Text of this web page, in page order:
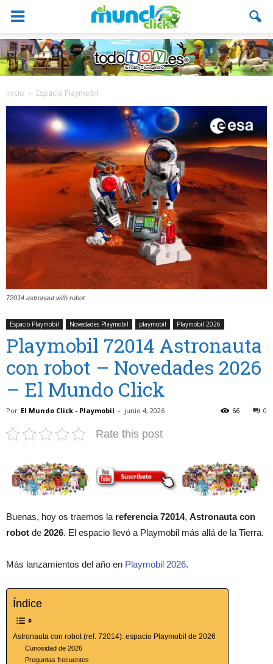
Inicio Espacio Playmobil
72014 astronaut with robot
Espacio Playmobil Novedades Playmobil playmobil Playmobil 2026
Playmobil 72014 Astronauta
con robot – Novedades 2026
– El Mundo Click
Por El Mundo Click - Playmobil - junio 4, 2026 0
66
Rate this post
Buenas, hoy os traemos la referencia 72014, Astronauta con
robot de 2026. El espacio llevó a Playmobil más allá de la Tierra.
Más lanzamientos del año en Playmobil 2026.
Índice
Astronauta con robot (ref. 72014): espacio Playmobil de 2026
Curiosidad de 2026
Preguntas frecuentes